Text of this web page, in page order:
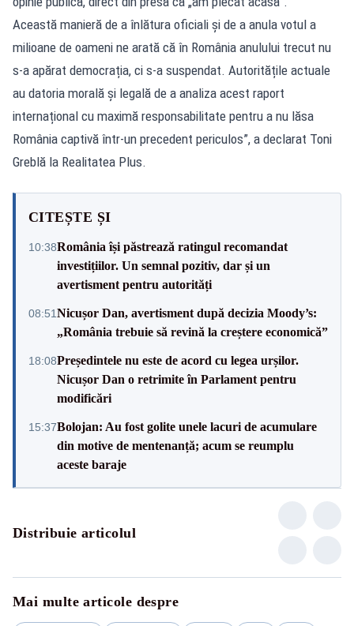
Această manieră de a înlătura oficiali și de a anula votul a
milioane de oameni ne arată că în România anulului trecut nu
s-a apărat democrația, ci s-a suspendat. Autoritățile actuale
au datoria morală și legală de a analiza acest raport
internațional cu maximă responsabilitate pentru a nu lăsa
România captivă într-un precedent periculos”, a declarat Toni
Greblă la Realitatea Plus.
CITEȘTE ȘI
10:38România își păstrează ratingul recomandat
investițiilor. Un semnal pozitiv, dar și un
avertisment pentru autorități
08:51Nicușor Dan, avertisment după decizia Moody’s:
„România trebuie să revină la creștere economică”
18:08Președintele nu este de acord cu legea urșilor.
Nicușor Dan o retrimite în Parlament pentru
modificări
15:37Bolojan: Au fost golite unele lacuri de acumulare
din motive de mentenanță; acum se reumplu
aceste baraje
Distribuie articolul
Mai multe articole despre